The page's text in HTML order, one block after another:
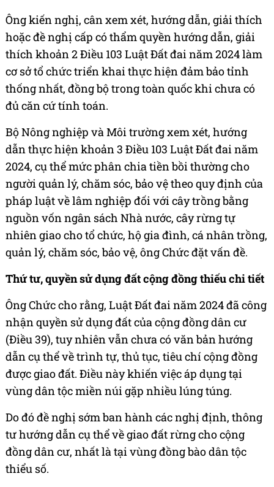
Ông kiến nghị, cân xem xét, hướng dẫn, giải thích
hoặc đề nghị cấp có thẩm quyền hướng dẫn, giải
thích khoản 2 Điều 103 Luật Đất đai năm 2024 làm
cơ sở tổ chức triển khai thực hiện đảm bảo tỉnh
thống nhất, đồng bộ trong toàn quốc khi chưa có
đủ căn cứ tính toán.
Bộ Nông nghiệp và Môi trường xem xét, hướng
dẫn thực hiện khoản 3 Điều 103 Luật Đất đai năm
2024, cụ thể mức phân chia tiền bồi thường cho
người quản lý, chăm sóc, bảo vệ theo quy định của
pháp luật về lâm nghiệp đối với cây trồng bằng
nguồn vốn ngân sách Nhà nước, cây rừng tự
nhiên giao cho tổ chức, hộ gia đình, cá nhân trồng,
quản lý, chăm sóc, bảo vệ, ông Chức đặt vấn đề.
Thứ tư, quyền sử dụng đất cộng đồng thiếu chi tiết
Ông Chức cho rằng, Luật Đất đai năm 2024 đã công
nhận quyền sử dụng đất của cộng đồng dân cư
(Điều 39), tuy nhiên vẫn chưa có văn bản hướng
dẫn cụ thể về trình tự, thủ tục, tiêu chí cộng đồng
được giao đất. Điều này khiến việc áp dụng tại
vùng dân tộc miền núi gặp nhiều lúng túng.
Do đó đề nghị sớm ban hành các nghị định, thông
tư hướng dẫn cụ thể về giao đất rừng cho cộng
đồng dân cư, nhất là tại vùng đồng bào dân tộc
thiểu số.